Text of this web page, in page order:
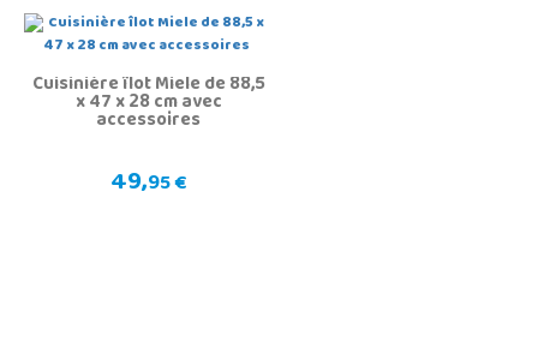
Cuisinière îlot Miele de 88,5
x 47 x 28 cm avec
accessoires
49,95 €